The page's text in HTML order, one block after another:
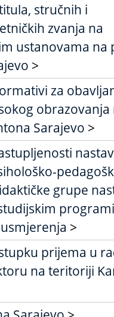
stručnih i
zvanja na
ustanovama na
>
za
obrazovanja
Sarajevo >
grupe
>
prijema u
na teritoriji